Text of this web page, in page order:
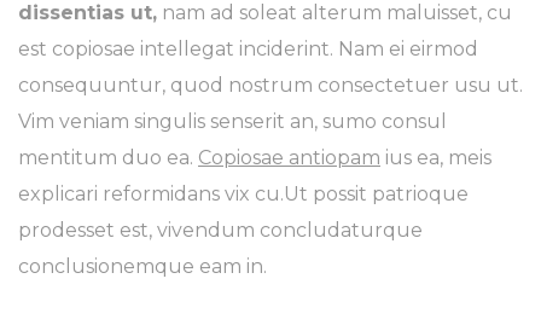
dissentias ut, nam ad soleat alterum maluisset, cu
est copiosae intellegat inciderint. Nam ei eirmod
consequuntur, quod nostrum consectetuer usu ut.
Vim veniam singulis senserit an, sumo consul
mentitum duo ea. Copiosae antiopam ius ea, meis
explicari reformidans vix cu.Ut possit patrioque
prodesset est, vivendum concludaturque
conclusionemque eam in.